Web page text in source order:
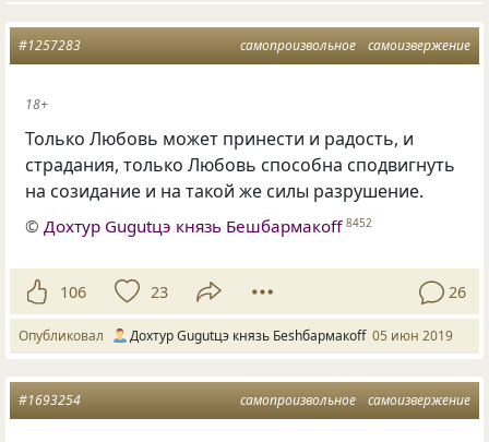
самопроизвольное самоизвержение
#1257283
18+
Только Любовь может принести и радость, и
страдания, только Любовь способна сподвигнуть
на созидание и на такой же силы разрушение.
©Дохтур Gugutцэ князь Бешбармакоff 8452
106 23 26
Опубликовал Дохтур Gugutцэ князь Беshбармакоff 05 июн 2019
самопроизвольное самоизвержение
#1693254